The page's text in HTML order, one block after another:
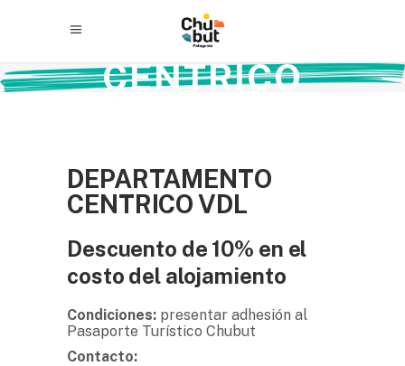
DEPARTAMENTO
CENTRICO
DEPARTAMENTO
CENTRICO VDL
Descuento de 10% en el
costo del alojamiento
Condiciones: presentar adhesión al
Pasaporte Turístico Chubut
Contacto: